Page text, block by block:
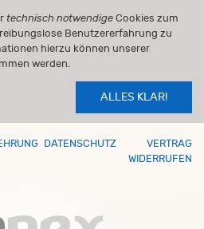
technisch notwendige Cookies zum
Benutzererfahrung zu
hierzu können unserer
werden.
ALLES KLAR!
DATENSCHUTZ
VERTRAG
WIDERRUFEN